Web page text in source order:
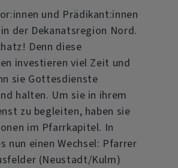
und Prädikant:innen
der Dekanatsregion Nord.
Denn diese
investieren viel Zeit und
sie Gottesdienste
halten. Um sie in ihrem
zu begleiten, haben sie
im Pfarrkapitel. In
nun einen Wechsel: Pfarrer
(Neustadt/Kulm)